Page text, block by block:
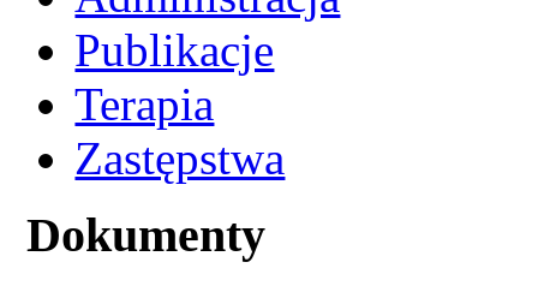
Publikacje
Terapia
Zastępstwa
Dokumenty